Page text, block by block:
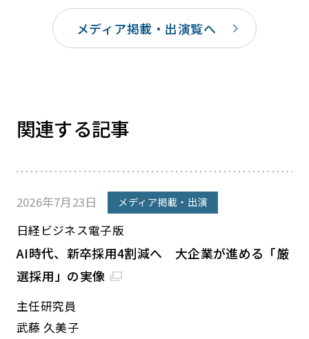
メディア掲載・出演覧へ
関連する記事
2026年7月23日 メディア掲載・出演
日経ビジネス電子版
AI時代、新卒採用4割減へ 大企業が進める「厳
選採用」の実像
主任研究員
武藤 久美子